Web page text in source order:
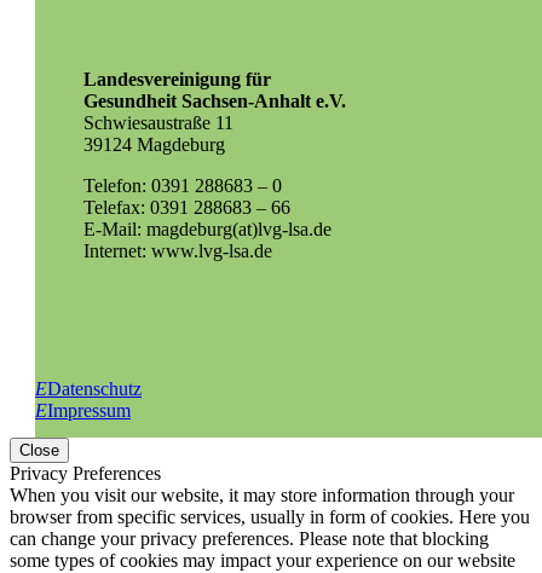
Landesvereinigung für
Gesundheit Sachsen-Anhalt e.V.
Schwiesaustraße 11
39124 Magdeburg
Telefon: 0391 288683 – 0
Telefax: 0391 288683 – 66
E-Mail: magdeburg(at)lvg-lsa.de
Internet: www.lvg-lsa.de
EDatenschutz
EImpressum
Close
Privacy Preferences
When you visit our website, it may store information through your
browser from specific services, usually in form of cookies. Here you
can change your privacy preferences. Please note that blocking
some types of cookies may impact your experience on our website